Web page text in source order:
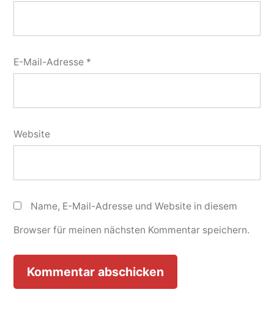
E-Mail-Adresse *
Website
Name, E-Mail-Adresse und Website in diesem
Browser für meinen nächsten Kommentar speichern.